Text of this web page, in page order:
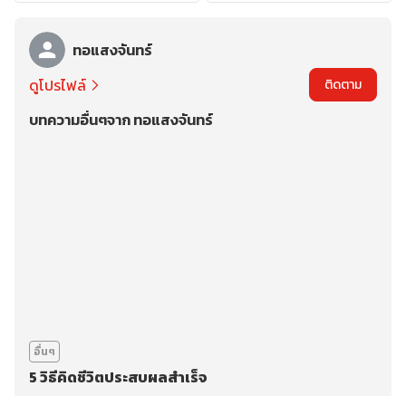
ทอแสงจันทร์
ดูโปรไฟล์
ติดตาม
บทความอื่นๆจาก ทอแสงจันทร์
อื่นๆ
5 วิธีคิดชีวิตประสบผลสำเร็จ